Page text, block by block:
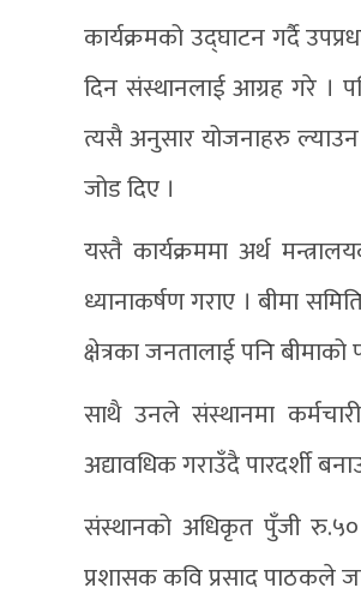
कार्यक्रमको उद्घाटन गर्दै
दिन संस्थानलाई आग्रह गरे ।
त्यसै अनुसार योजनाहरु ल्याउन
जोड दिए ।
यस्तै कार्यक्रममा अर्थ
ध्यानाकर्षण गराए । बीमा
क्षेत्रका जनतालाई पनि
साथै उनले संस्थानमा
अद्यावधिक गराउँदै पारदर्शी
संस्थानको अधिकृत पुँजी
प्रशासक कवि प्रसाद पाठकले